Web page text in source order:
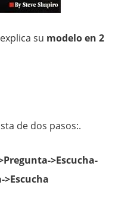
explica su modelo en 2
de dos pasos:.
>Escucha-